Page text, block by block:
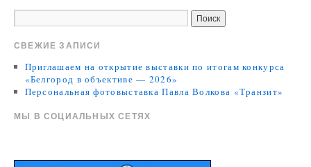
СВЕЖИЕ ЗАПИСИ
Приглашаем на открытие выставки по итогам конкурса
«Белгород в объективе — 2026»
Персональная фотовыставка Павла Волкова «Транзит»
МЫ В СОЦИАЛЬНЫХ СЕТЯХ